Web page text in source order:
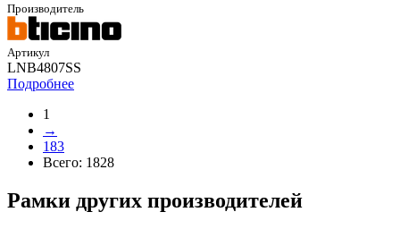
Производитель
Артикул
LNB4807SS
Подробнее
1
→
183
Всего: 1828
Рамки других производителей